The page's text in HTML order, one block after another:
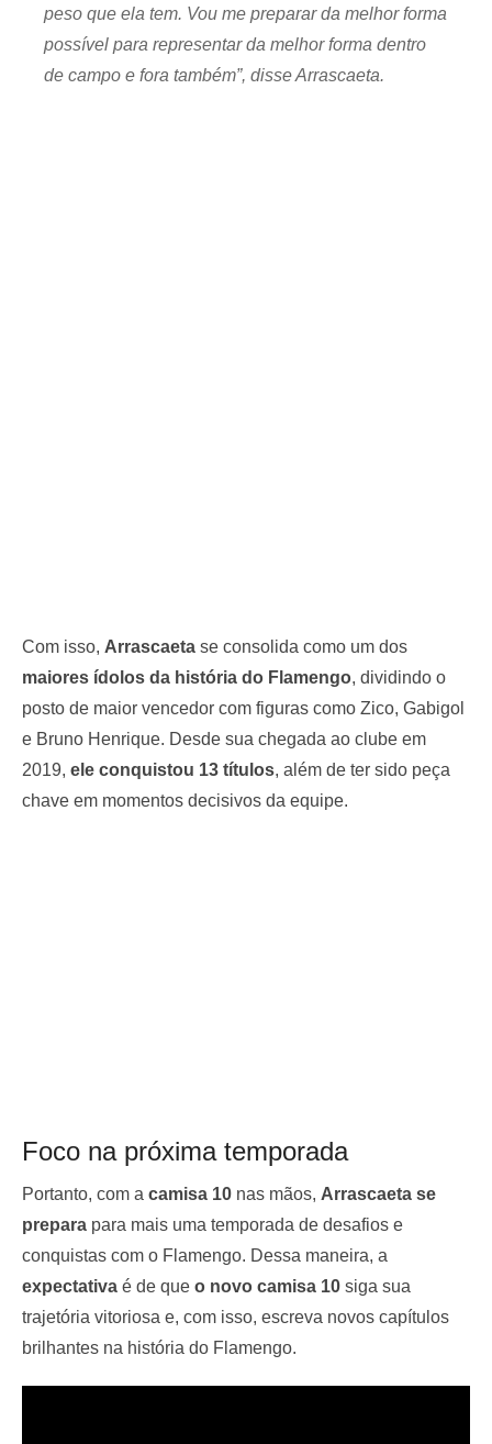
peso que ela tem. Vou me preparar da melhor forma
possível para representar da melhor forma dentro
de campo e fora também”, disse Arrascaeta.
Com isso, Arrascaeta se consolida como um dos
maiores ídolos da história do Flamengo, dividindo o
posto de maior vencedor com figuras como Zico, Gabigol
e Bruno Henrique. Desde sua chegada ao clube em
2019, ele conquistou 13 títulos, além de ter sido peça
chave em momentos decisivos da equipe.
Foco na próxima temporada
Portanto, com a camisa 10 nas mãos, Arrascaeta se
prepara para mais uma temporada de desafios e
conquistas com o Flamengo. Dessa maneira, a
expectativa é de que o novo camisa 10 siga sua
trajetória vitoriosa e, com isso, escreva novos capítulos
brilhantes na história do Flamengo.